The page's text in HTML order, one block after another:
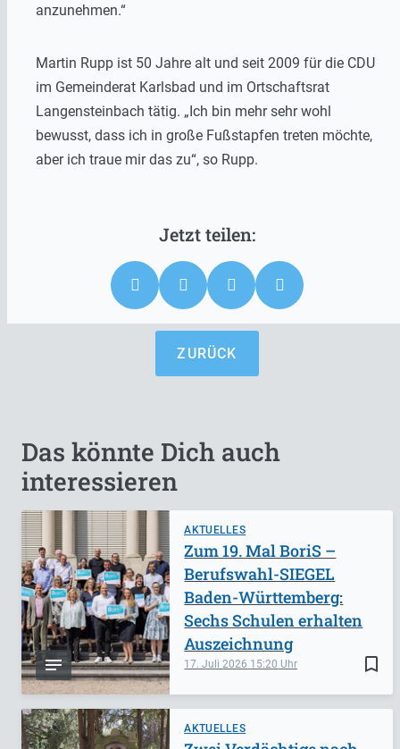
anzunehmen.“
Martin Rupp ist 50 Jahre alt und seit 2009 für die CDU
im Gemeinderat Karlsbad und im Ortschaftsrat
Langensteinbach tätig. „Ich bin mehr sehr wohl
bewusst, dass ich in große Fußstapfen treten möchte,
aber ich traue mir das zu“, so Rupp.
ZURÜCK
Das könnte Dich auch
interessieren
AKTUELLES
bookmark_border
17. Juli 2026 15:20
Zum 19. Mal BoriS –
Berufswahl-SIEGEL
Baden-Württemberg:
Sechs Schulen erhalten
Auszeichnung
AKTUELLES